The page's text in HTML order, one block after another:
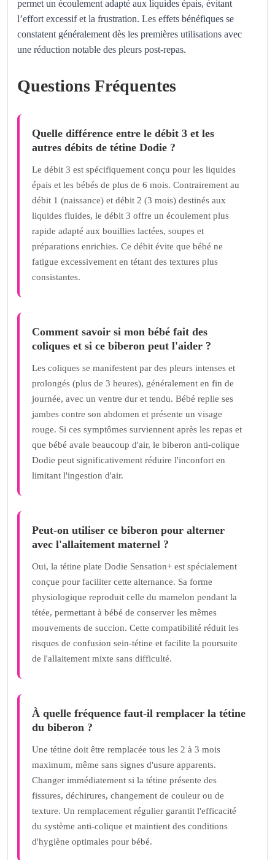
permet un écoulement adapté aux liquides épais, évitant
l’effort excessif et la frustration. Les effets bénéfiques se
constatent généralement dès les premières utilisations avec
une réduction notable des pleurs post-repas.
Questions Fréquentes
Quelle différence entre le débit 3 et les
autres débits de tétine Dodie ?
Le débit 3 est spécifiquement conçu pour les liquides
épais et les bébés de plus de 6 mois. Contrairement au
débit 1 (naissance) et débit 2 (3 mois) destinés aux
liquides fluides, le débit 3 offre un écoulement plus
rapide adapté aux bouillies lactées, soupes et
préparations enrichies. Ce débit évite que bébé ne
fatigue excessivement en tétant des textures plus
consistantes.
Comment savoir si mon bébé fait des
coliques et si ce biberon peut l'aider ?
Les coliques se manifestent par des pleurs intenses et
prolongés (plus de 3 heures), généralement en fin de
journée, avec un ventre dur et tendu. Bébé replie ses
jambes contre son abdomen et présente un visage
rouge. Si ces symptômes surviennent après les repas et
que bébé avale beaucoup d'air, le biberon anti-colique
Dodie peut significativement réduire l'inconfort en
limitant l'ingestion d'air.
Peut-on utiliser ce biberon pour alterner
avec l'allaitement maternel ?
Oui, la tétine plate Dodie Sensation+ est spécialement
conçue pour faciliter cette alternance. Sa forme
physiologique reproduit celle du mamelon pendant la
tétée, permettant à bébé de conserver les mêmes
mouvements de succion. Cette compatibilité réduit les
risques de confusion sein-tétine et facilite la poursuite
de l'allaitement mixte sans difficulté.
À quelle fréquence faut-il remplacer la tétine
du biberon ?
Une tétine doit être remplacée tous les 2 à 3 mois
maximum, même sans signes d'usure apparents.
Changer immédiatement si la tétine présente des
fissures, déchirures, changement de couleur ou de
texture. Un remplacement régulier garantit l'efficacité
du système anti-colique et maintient des conditions
d'hygiène optimales pour bébé.